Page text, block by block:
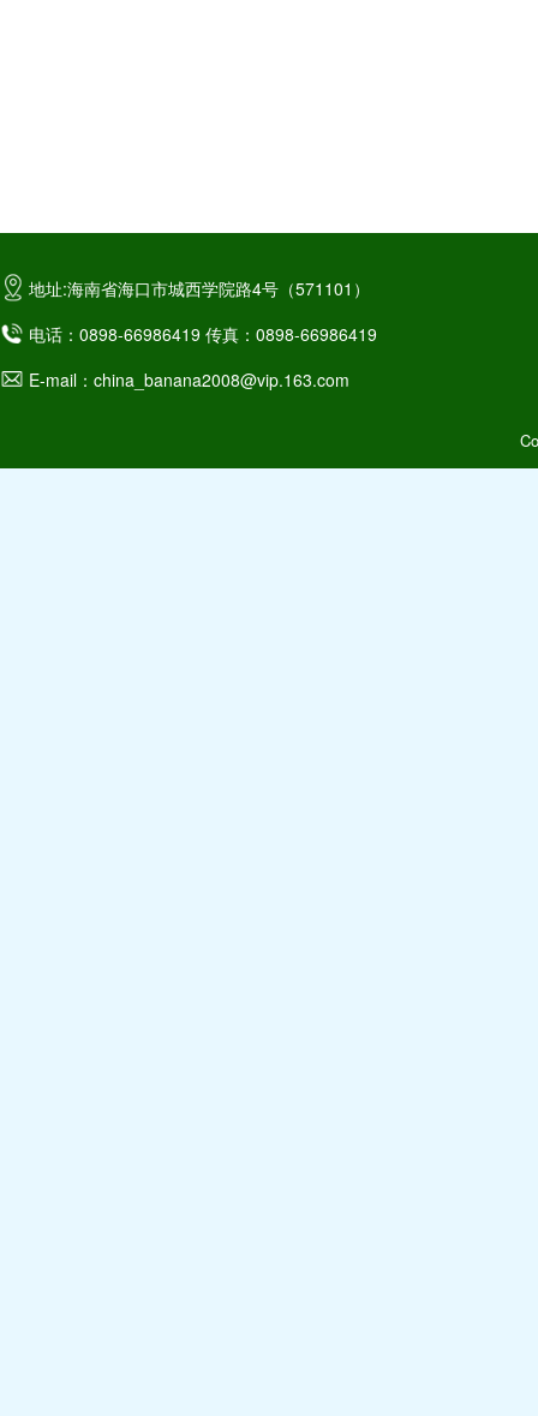
地址:海南省海口市城西学院路4号（571101）
电话：0898-66986419 传真：0898-66986419
E-mail：china_banana2008@vip.163.com